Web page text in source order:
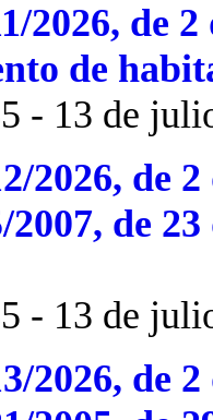
2026, de
de
- 13 de
2026, de
de
- 13 de
2026, de